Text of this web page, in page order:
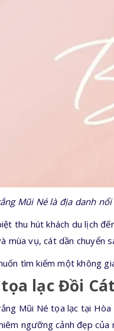
Mũi Né là địa danh
thu hút khách du lịch
mùa vụ, cát dần chuyển
tìm kiếm một không
lạc Đồi
Mũi Né tọa lạc tại Hòa
ngưỡng cảnh đẹp